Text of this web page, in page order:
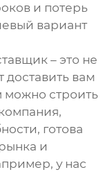
и потерь
вариант
– это не
вам
можно строить
готова
и
у нас